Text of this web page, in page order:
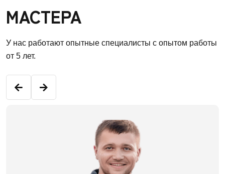
МАСТЕРА
У нас работают опытные специалисты с опытом работы
от 5 лет.